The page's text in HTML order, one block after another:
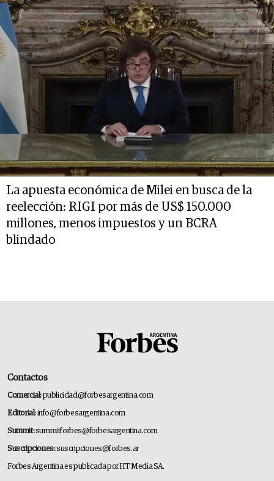
La apuesta económica de Milei en busca de la
reelección: RIGI por más de US$ 150.000
millones, menos impuestos y un BCRA
blindado
Contactos
Comercial:publicidad@forbesargentina.com
Editorial:info@forbesargentina.com
Summit:summitforbes@forbesargentina.com
Suscripciones:suscripciones@forbes.ar
Forbes Argentina es publicada por HT Media SA.